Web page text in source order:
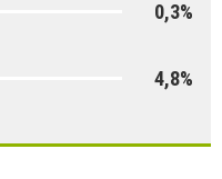
0,3%
4,8%